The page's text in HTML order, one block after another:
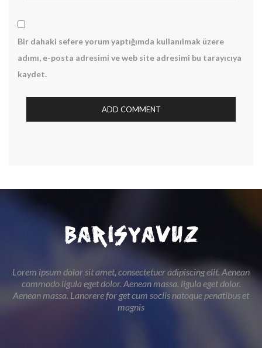
Bir dahaki sefere yorum yaptığımda kullanılmak üzere
adımı, e-posta adresimi ve web site adresimi bu tarayıcıya
kaydet.
Lorem ipsum dolor sit amet, consectetuer adipiscing elit. Aenean
commodo ligula eget dolor. Aenean massa. ligula eget dolor.
Aenean massa. Lanorere for get cum sociis natoque penatibus et
magnis